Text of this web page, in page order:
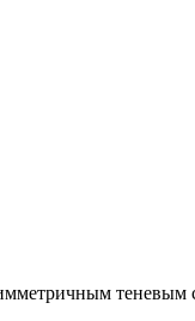
теневым